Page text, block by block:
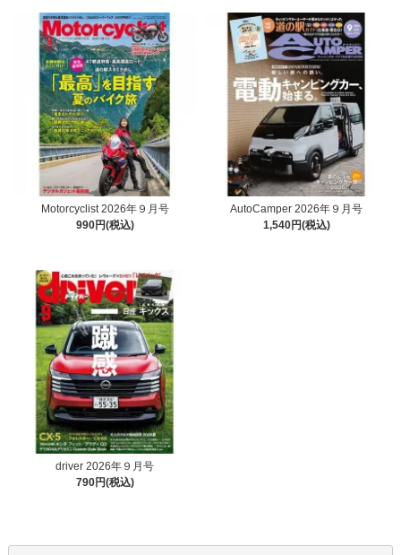
Motorcyclist 2026年９月号
990円(税込)
AutoCamper 2026年９月号
1,540円(税込)
driver 2026年９月号
790円(税込)